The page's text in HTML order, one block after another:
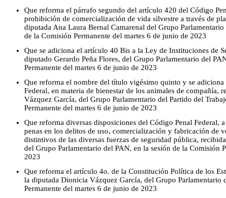
Que reforma el párrafo segundo del artículo 420 del Código
prohibición de comercialización de vida silvestre a través de
diputada Ana Laura Bernal Camarenal del Grupo
de la Comisión Permanente del martes 6 de junio de 2023
Que se adiciona el artículo 40 Bis a la Ley de Instituciones de
diputado Gerardo Peña Flores, del Grupo Parlamentario del
Permanente del martes 6 de junio de 2023
Que reforma el nombre del título vigésimo quinto y se
Federal, en materia de bienestar de los animales de compañía,
Vázquez García, del Grupo Parlamentario del Partido del
Permanente del martes 6 de junio de 2023
Que reforma diversas disposiciones del Código Penal Federal,
penas en los delitos de uso, comercialización y fabricación de
distintivos de las diversas fuerzas de seguridad pública,
del Grupo Parlamentario del PAN, en la sesión de la Comisión
2023
Que reforma el artículo 4o. de la Constitución Política de los
la diputada Dionicia Vázquez García, del Grupo Parlamentario
Permanente del martes 6 de junio de 2023